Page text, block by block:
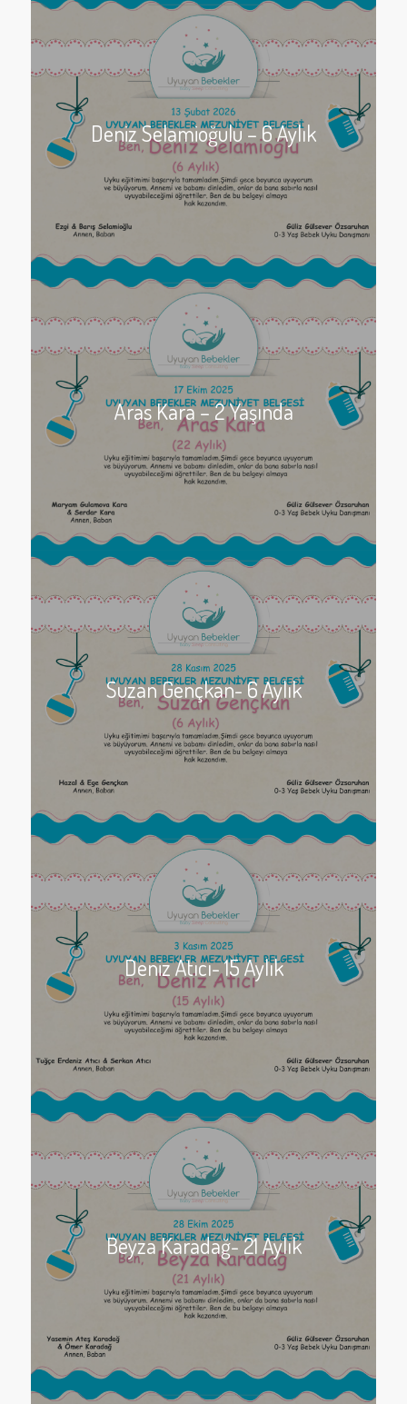
Deniz Selamioğulu – 6 Aylık
Aras Kara – 2 Yaşında
Suzan Gençkan- 6 Aylık
Deniz Atıcı- 15 Aylık
Beyza Karadağ- 21 Aylık